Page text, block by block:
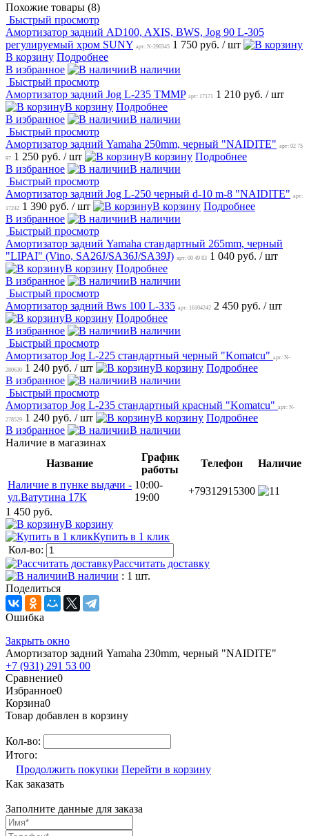
Похожие товары (8)
Быстрый просмотр
Амортизатор задний AD100, AXIS, BWS, Jog 90 L-305
регулируемый хром SUNY арт: N-290345 1 750 руб. / шт
В корзину Подробнее
В избранное
В наличии
Быстрый просмотр
Амортизатор задний Jog L-235 TMMP арт: 17171 1 210 руб. / шт
В корзину Подробнее
В избранное
В наличии
Быстрый просмотр
Амортизатор задний Yamaha 250mm, черный "NAIDITE" арт: 02 75
97 1 250 руб. / шт В корзину Подробнее
В избранное
В наличии
Быстрый просмотр
Амортизатор задний Jog L-250 черный d-10 m-8 "NAIDITE" арт:
17242 1 390 руб. / шт В корзину Подробнее
В избранное
В наличии
Быстрый просмотр
Амортизатор задний Yamaha стандартный 265mm, черный
"LIPAI" (Vino, SA26J/SA36J/SA39J) арт: 00 49 83 1 040 руб. / шт
В корзину Подробнее
В избранное
В наличии
Быстрый просмотр
Амортизатор задний Bws 100 L-335 арт: 16104242 2 450 руб. / шт
В корзину Подробнее
В избранное
В наличии
Быстрый просмотр
Амортизатор Jog L-225 стандартный черный "Komatcu" арт: N-
280630 1 240 руб. / шт В корзину Подробнее
В избранное
В наличии
Быстрый просмотр
Амортизатор Jog L-235 стандартный красный "Komatcu" арт: N-
278529 1 240 руб. / шт В корзину Подробнее
В избранное
В наличии
Наличие в магазинах
Название
График
работы
Телефон
Наличие
Наличие в пунке выдачи -
ул.Ватутина 17К
10:00-
19:00
+79312915300
1
1 450 руб.
В корзину
Купить в 1 клик
Кол-во:
Рассчитать доставку
В наличии : 1 шт.
Поделиться
Ошибка
Закрыть окно
Амортизатор задний Yamaha 230mm, черный "NAIDITE"
+7 (931) 291 53 00
Сравнение0
Избранное0
Корзина0
Товар добавлен в корзину
Кол-во:
Итого:
Продолжить покупки Перейти в корзину
Как заказать
Заполните данные для заказа